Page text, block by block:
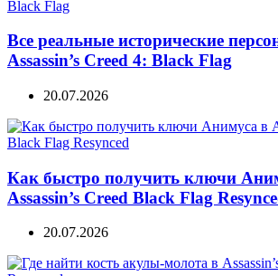
Все реальные исторические
Assassin’s Creed 4: Black Flag
20.07.2026
Как быстро получить ключи
Assassin’s Creed Black Flag
20.07.2026